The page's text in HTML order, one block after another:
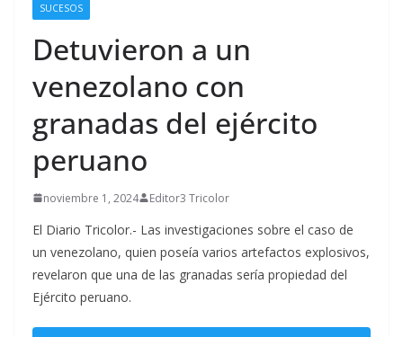
SUCESOS
Detuvieron a un
venezolano con
granadas del ejército
peruano
noviembre 1, 2024 Editor3 Tricolor
El Diario Tricolor.- Las investigaciones sobre el caso de
un venezolano, quien poseía varios artefactos explosivos,
revelaron que una de las granadas sería propiedad del
Ejército peruano.